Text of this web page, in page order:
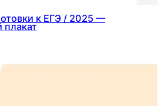
к ЕГЭ / 2025 —